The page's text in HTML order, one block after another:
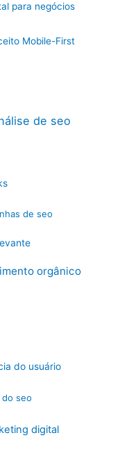
para negócios
Mobile-First
de seo
de seo
orgânico
do usuário
do seo
digital